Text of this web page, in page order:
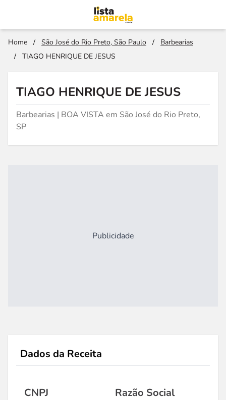
Home / São José do Rio Preto, São Paulo /
Barbearias
/
TIAGO HENRIQUE DE JESUS
TIAGO HENRIQUE DE JESUS
Barbearias | BOA VISTA em São José do Rio Preto,
SP
Publicidade
Dados da Receita
CNPJ Razão Social